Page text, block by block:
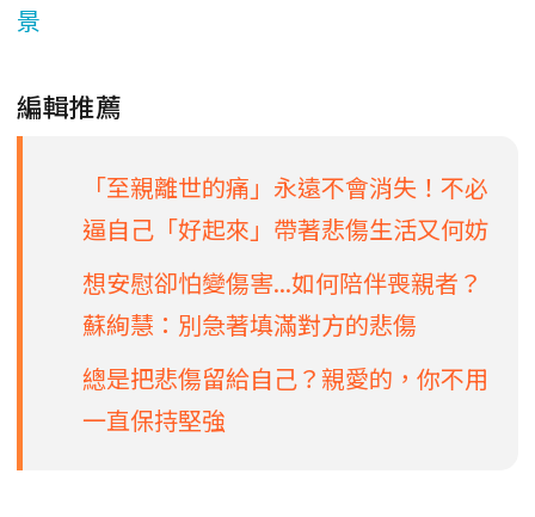
景
編輯推薦
「至親離世的痛」永遠不會消失！不必
逼自己「好起來」帶著悲傷生活又何妨
想安慰卻怕變傷害...如何陪伴喪親者？
蘇絢慧：別急著填滿對方的悲傷
總是把悲傷留給自己？親愛的，你不用
一直保持堅強